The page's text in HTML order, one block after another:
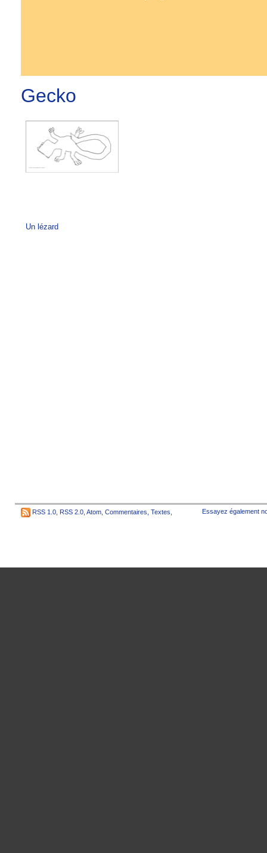
Gecko
Un lézard
RSS 1.0 RSS 2.0 Atom Commentaires Textes Essayez également